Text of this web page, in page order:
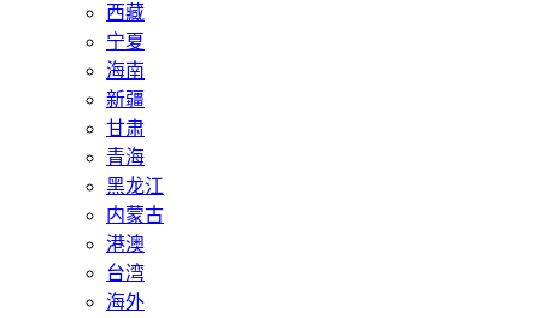
西藏
宁夏
海南
新疆
甘肃
青海
黑龙江
内蒙古
港澳
台湾
海外